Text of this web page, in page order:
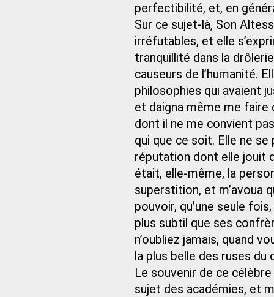
perfectibilité, et, en
Sur ce sujet-là, Son
irréfutables, et elle
tranquillité dans la
causeurs de l’humanité.
philosophies qui avaient
et daigna même me faire
dont il ne me convient
qui que ce soit. Elle ne
réputation dont elle jouit
était, elle-même, la
superstition, et m’avoua
pouvoir, qu’une seule
plus subtil que ses
n’oubliez jamais, quand
la plus belle des ruses du
Le souvenir de ce
sujet des académies, et